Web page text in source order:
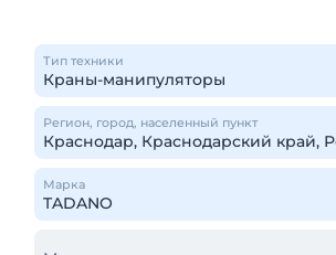
Тип техники
Регион, город, населенный пункт
Марка